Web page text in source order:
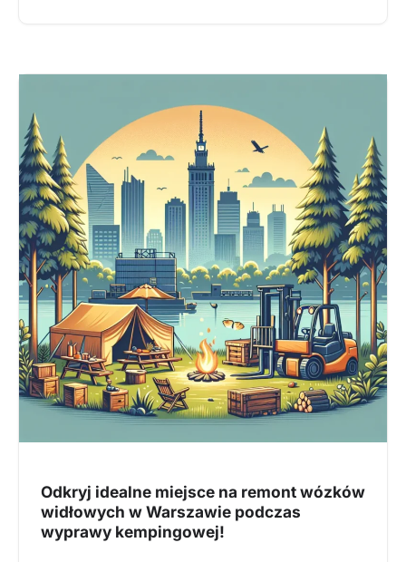
Odkryj idealne miejsce na remont wózków
widłowych w Warszawie podczas
wyprawy kempingowej!